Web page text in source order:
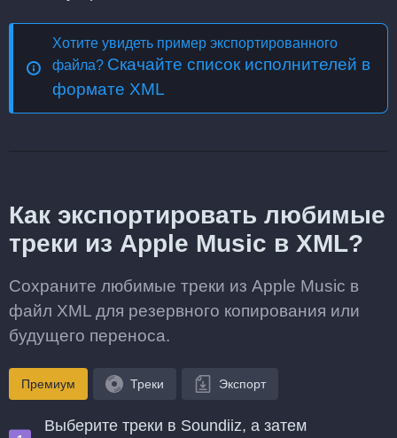
Хотите увидеть пример экспортированного
файла? Скачайте список исполнителей в
формате XML
Как экспортировать любимые
треки из Apple Music в XML?
Сохраните любимые треки из Apple Music в
файл XML для резервного копирования или
будущего переноса.
Премиум Треки Экспорт
Выберите треки в Soundiiz, а затем